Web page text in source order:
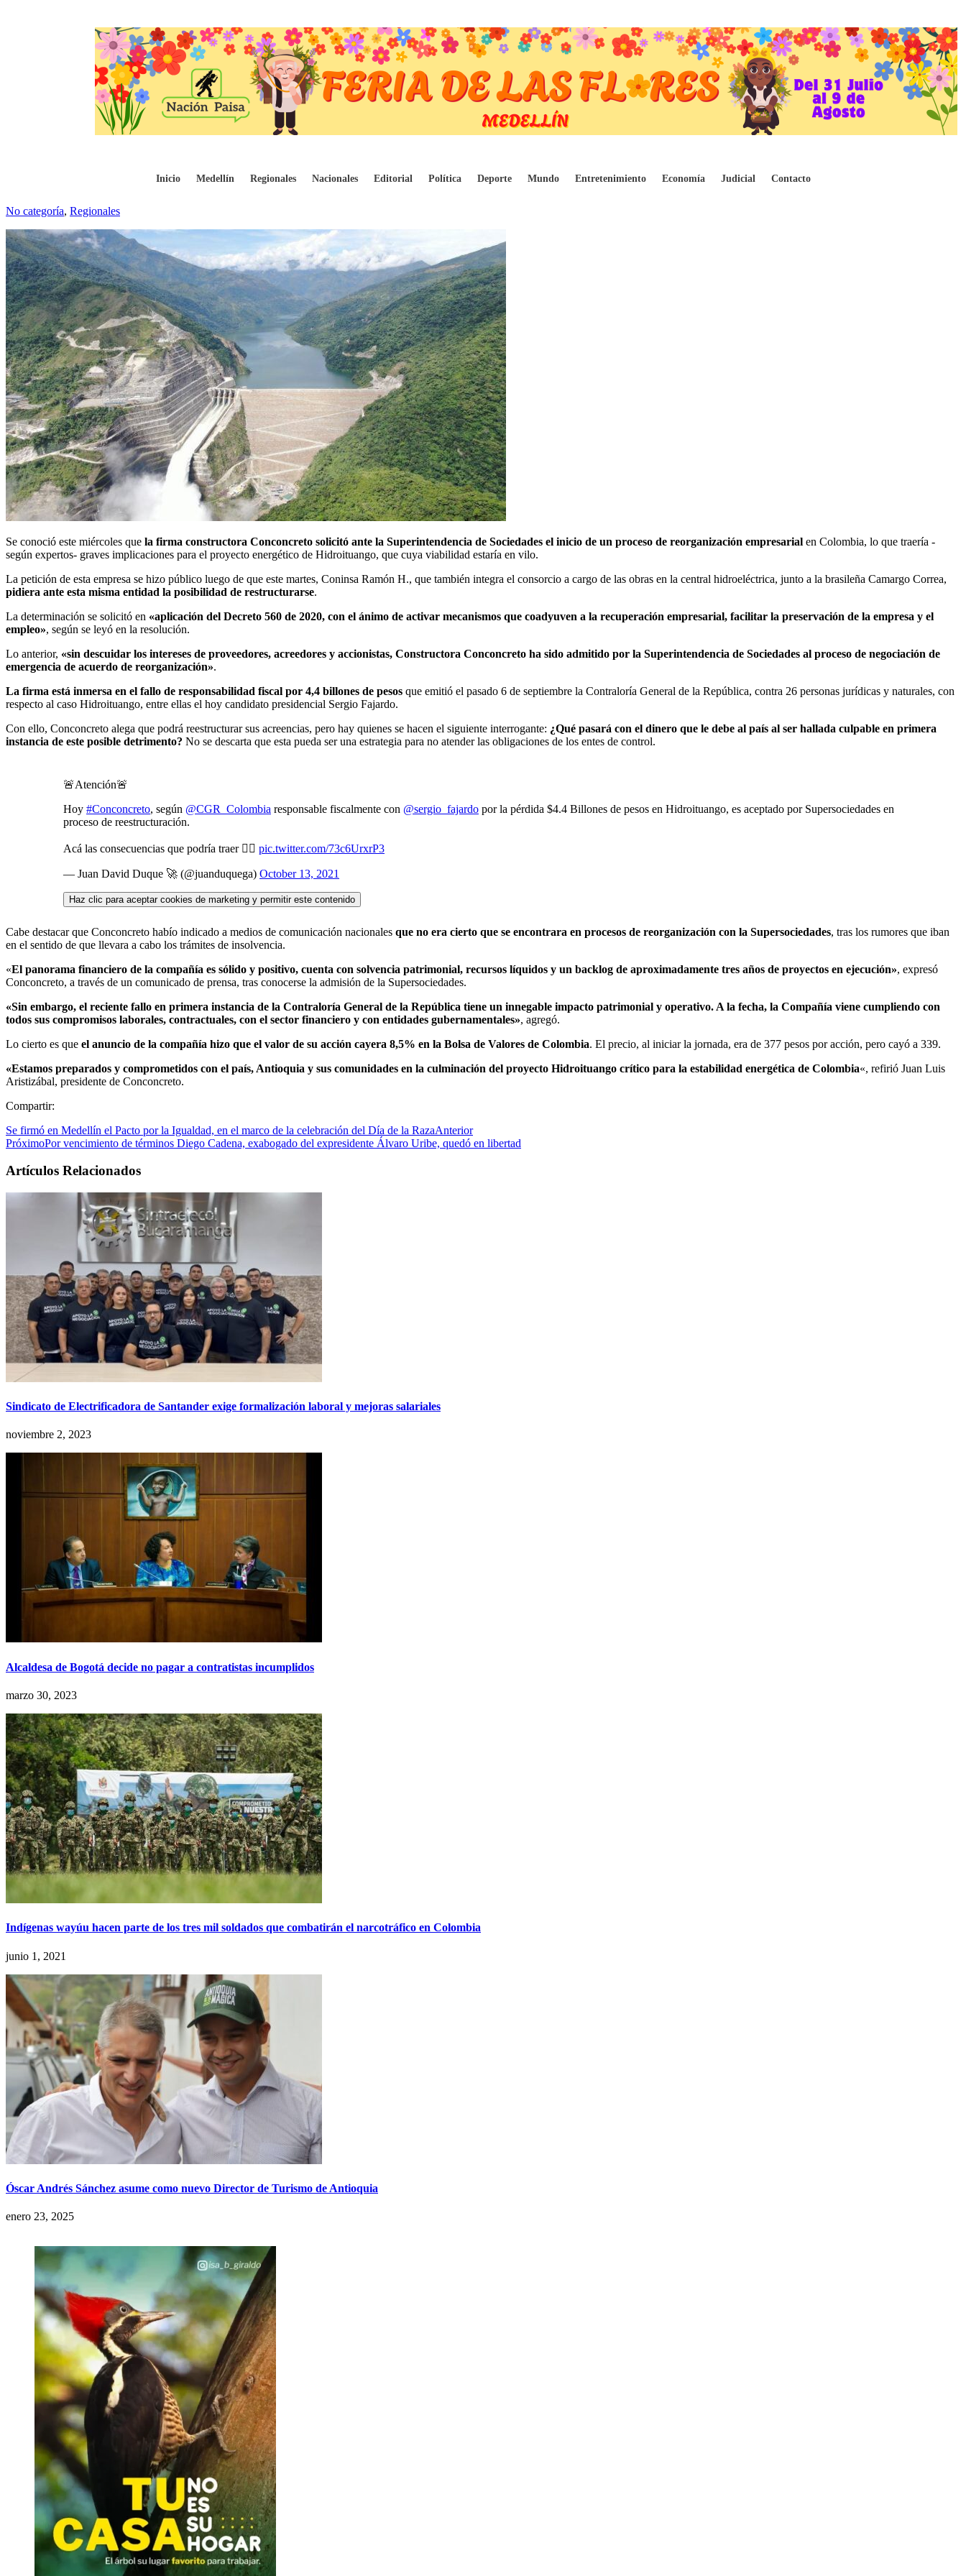
Inicio Medellín Regionales Nacionales Editorial Política Deporte Mundo Entretenimiento Economía Judicial Contacto
Supersociedades admitió reorganización empresarial en Conconcreto, firma encargada de la construcción de Hidroituango
No categoría, Regionales
Se conoció este miércoles que la firma constructora Conconcreto solicitó ante la Superintendencia de Sociedades el inicio de un proceso de reorganización empresarial en Colombia, lo que traería -
según expertos- graves implicaciones para el proyecto energético de Hidroituango, que cuya viabilidad estaría en vilo.
La petición de esta empresa se hizo público luego de que este martes, Coninsa Ramón H., que también integra el consorcio a cargo de las obras en la central hidroeléctrica, junto a la brasileña Camargo Correa,
pidiera ante esta misma entidad la posibilidad de restructurarse.
La determinación se solicitó en «aplicación del Decreto 560 de 2020, con el ánimo de activar mecanismos que coadyuven a la recuperación empresarial, facilitar la preservación de la empresa y el
empleo», según se leyó en la resolución.
Lo anterior, «sin descuidar los intereses de proveedores, acreedores y accionistas, Constructora Conconcreto ha sido admitido por la Superintendencia de Sociedades al proceso de negociación de
emergencia de acuerdo de reorganización».
La firma está inmersa en el fallo de responsabilidad fiscal por 4,4 billones de pesos que emitió el pasado 6 de septiembre la Contraloría General de la República, contra 26 personas jurídicas y naturales, con
respecto al caso Hidroituango, entre ellas el hoy candidato presidencial Sergio Fajardo.
Con ello, Conconcreto alega que podrá reestructurar sus acreencias, pero hay quienes se hacen el siguiente interrogante: ¿Qué pasará con el dinero que le debe al país al ser hallada culpable en primera
instancia de este posible detrimento? No se descarta que esta pueda ser una estrategia para no atender las obligaciones de los entes de control.
🚨Atención🚨
Hoy #Conconcreto, según @CGR_Colombia responsable fiscalmente con @sergio_fajardo por la pérdida $4.4 Billones de pesos en Hidroituango, es aceptado por Supersociedades en
proceso de reestructuración.
Acá las consecuencias que podría traer 👇🏻 pic.twitter.com/73c6UrxrP3
— Juan David Duque 🚀 (@juanduquega) October 13, 2021
Haz clic para aceptar cookies de marketing y permitir este contenido
Cabe destacar que Conconcreto habío indicado a medios de comunicación nacionales que no era cierto que se encontrara en procesos de reorganización con la Supersociedades, tras los rumores que iban
en el sentido de que llevara a cabo los trámites de insolvencia.
«El panorama financiero de la compañía es sólido y positivo, cuenta con solvencia patrimonial, recursos líquidos y un backlog de aproximadamente tres años de proyectos en ejecución», expresó
Conconcreto, a través de un comunicado de prensa, tras conocerse la admisión de la Supersociedades.
«Sin embargo, el reciente fallo en primera instancia de la Contraloría General de la República tiene un innegable impacto patrimonial y operativo. A la fecha, la Compañía viene cumpliendo con
todos sus compromisos laborales, contractuales, con el sector financiero y con entidades gubernamentales», agregó.
Lo cierto es que el anuncio de la compañía hizo que el valor de su acción cayera 8,5% en la Bolsa de Valores de Colombia. El precio, al iniciar la jornada, era de 377 pesos por acción, pero cayó a 339.
«Estamos preparados y comprometidos con el país, Antioquia y sus comunidades en la culminación del proyecto Hidroituango crítico para la estabilidad energética de Colombia«, refirió Juan Luis
Aristizábal, presidente de Conconcreto.
Compartir:
Se firmó en Medellín el Pacto por la Igualdad, en el marco de la celebración del Día de la RazaAnterior
PróximoPor vencimiento de términos Diego Cadena, exabogado del expresidente Álvaro Uribe, quedó en libertad
Artículos Relacionados
Sindicato de Electrificadora de Santander exige formalización laboral y mejoras salariales
noviembre 2, 2023
Alcaldesa de Bogotá decide no pagar a contratistas incumplidos
marzo 30, 2023
Indígenas wayúu hacen parte de los tres mil soldados que combatirán el narcotráfico en Colombia
junio 1, 2021
Óscar Andrés Sánchez asume como nuevo Director de Turismo de Antioquia
enero 23, 2025